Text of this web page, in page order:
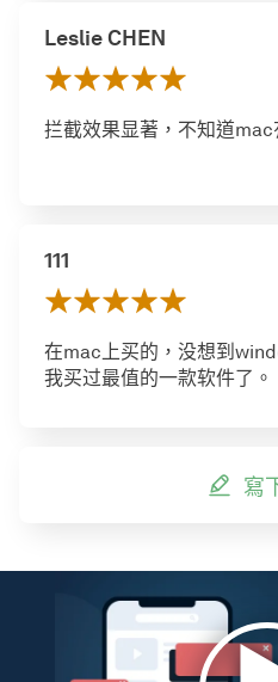
Leslie CHEN
拦截效果显著，不知道
111
在mac上买的，没想到
我买过最值的一款软件了。
寫